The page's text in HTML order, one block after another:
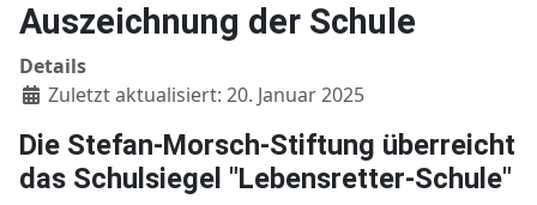
Auszeichnung der Schule
Details
Zuletzt aktualisiert: 20. Januar 2025
Die Stefan-Morsch-Stiftung überreicht
das Schulsiegel "Lebensretter-Schule"